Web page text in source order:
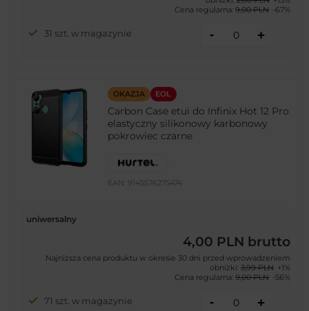
Cena regularna: 9,00 PLN -67%
31 szt. w magazynie - +
OKAZJA EOL
Carbon Case etui do Infinix Hot 12 Pro
elastyczny silikonowy karbonowy
pokrowiec czarne
EAN: 9145576275474
uniwersalny
4,00 PLN brutto
Najniższa cena produktu w okresie 30 dni przed wprowadzeniem
obniżki: 3,99 PLN +1%
Cena regularna: 9,00 PLN -56%
71 szt. w magazynie - +